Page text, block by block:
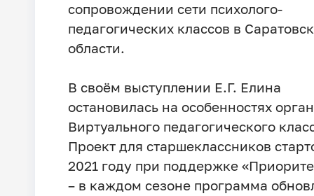
сопровождении сети психолого-
педагогических классов в
области.
В своём выступлении Е.Г. Елина
остановилась на особенностях
Виртуального педагогического
Проект для старшеклассников
2021 году при поддержке
– в каждом сезоне программа